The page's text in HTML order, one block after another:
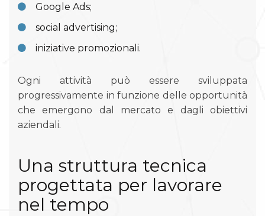
Google Ads;
social advertising;
iniziative promozionali.
Ogni attività può essere sviluppata
progressivamente in funzione delle opportunità
che emergono dal mercato e dagli obiettivi
aziendali.
Una struttura tecnica
progettata per lavorare
nel tempo